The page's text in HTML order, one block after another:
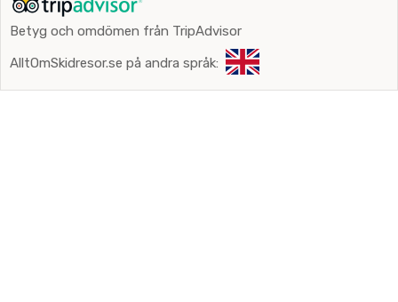
Betyg och omdömen från TripAdvisor
AlltOmSkidresor.se på andra språk: